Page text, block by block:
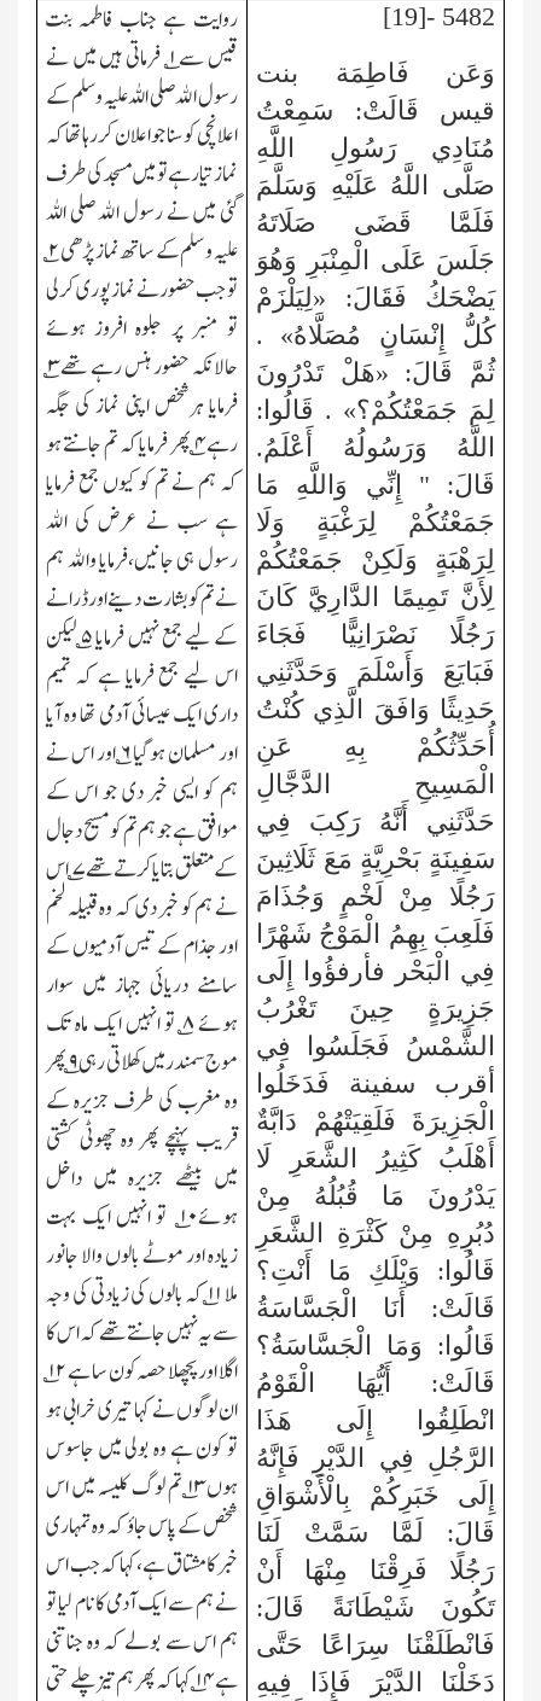
5482 -[19]
وَعَن فَاطِمَة بنت
قيس قَالَتْ: سَمِعْتُ
مُنَادِي رَسُولِ اللَّهِ
صَلَّى اللَّهُ عَلَيْهِ وَسَلَّمَ
فَلَمَّا قَضَى صَلَاتَهُ
جَلَسَ عَلَى الْمِنْبَرِ وَهُوَ
يَضْحَكُ فَقَالَ: «لِيَلْزَمْ
كُلُّ إِنْسَانٍ مُصَلَّاهُ» .
ثُمَّ قَالَ: «هَلْ تَدْرُونَ
لِمَ جَمَعْتُكُمْ؟» . قَالُوا:
اللَّهُ وَرَسُولُهُ أَعْلَمُ.
قَالَ: " إِنِّي وَاللَّهِ مَا
جَمَعْتُكُمْ لِرَغْبَةٍ وَلَا
لِرَهْبَةٍ وَلَكِنْ جَمَعْتُكُمْ
لِأَنَّ تَمِيمًا الدَّارِيَّ كَانَ
رَجُلًا نَصْرَانِيًّا فَجَاءَ
فَبَايَعَ وَأَسْلَمَ وَحَدَّثَنِي
حَدِيثًا وَافَقَ الَّذِي كُنْتُ
أُحَدِّثُكُمْ بِهِ عَنِ
الْمَسِيحِ الدَّجَّالِ
حَدَّثَنِي أَنَّهُ رَكِبَ فِي
سَفِينَةٍ بَحْرِيَّةٍ مَعَ ثَلَاثِينَ
رَجُلًا مِنْ لَخْمٍ وَجُذَامَ
فَلَعِبَ بِهِمُ الْمَوْجُ شَهْرًا
فِي الْبَحْر فأرفؤُوا إِلَى
جَزِيرَةٍ حِينَ تَغْرُبُ
الشَّمْسُ فَجَلَسُوا فِي
أقرب سفينة فَدَخَلُوا
الْجَزِيرَةَ فَلَقِيَتْهُمْ دَابَّةٌ
أَهْلَبُ كَثِيرُ الشَّعَرِ لَا
يَدْرُونَ مَا قُبُلُهُ مِنْ
دُبُرِهِ مِنْ كَثْرَةِ الشَّعَرِ
قَالُوا: وَيْلَكِ مَا أَنْتِ؟
قَالَتْ: أَنَا الْجَسَّاسَةُ
قَالُوا: وَمَا الْجَسَّاسَةُ؟
قَالَتْ: أَيُّهَا الْقَوْمُ
انْطَلِقُوا إِلَى هَذَا
الرَّجُلِ فِي الدَّيْرِ فَإِنَّهُ
إِلَى خَبَرِكُمْ بِالْأَشْوَاقِ
قَالَ: لَمَّا سَمَّتْ لَنَا
رَجُلًا فَرِقْنَا مِنْهَا أَنْ
تَكُونَ شَيْطَانَةً قَالَ:
فَانْطَلَقْنَا سِرَاعًا حَتَّى
دَخَلْنَا الدَّيْرَ فَإِذَا فِيهِ
روایت ہے جناب فاطمہ بنت
قیس سے۱؎ فرماتی ہیں میں نے
رسول الله صلی اللہ علیہ و سلم کے
اعلانچی کو سنا جو اعلان کررہا تھا کہ
نماز تیار ہے تو میں مسجد کی طرف
گئی میں نے رسول الله صلی اللہ
علیہ و سلم کے ساتھ نماز پڑھی۲؎
تو جب حضور نے نماز پوری کرلی
تو منبر پر جلوہ افروز ہوئے
حالانکہ حضور ہنس رہے تھے۳؎
فرمایا ہرشخص اپنی نماز کی جگہ
رہے۴؎ پھر فرمایا کہ تم جانتے ہو
کہ ہم نے تم کو کیوں جمع فرمایا
ہے سب نے عرض کی الله
رسول ہی جانیں،فرمایا والله ہم
نے تم کو بشارت دینے اور ڈرانے
کے لیے جمع نہیں فرمایا۵؎ لیکن
اس لیے جمع فرمایا ہے کہ تمیم
داری ایک عیسائی آدمی تھا وہ آیا
اور مسلمان ہوگیا۶؎ اور اس نے
ہم کو ایسی خبر دی جو اس کے
موافق ہے جو ہم تم کو مسیح دجال
کے متعلق بتایا کرتے تھے۷؎ اس
نے ہم کو خبر دی کہ وہ قبیلہ لخم
اور جذام کے تیس آدمیوں کے
سامنے دریائی جہاز میں سوار
ہوئے۸؎ تو انہیں ایک ماہ تک
موج سمندر میں کھلاتی رہی۹؎ پھر
وہ مغرب کی طرف جزیرہ کے
قریب پہنچے پھر وہ چھوٹی کشتی
میں بیٹھے جزیرہ میں داخل
ہوئے۱۰؎ تو انہیں ایک بہت
زیادہ اور موٹے بالوں والا جانور
ملا۱۱؎ کہ بالوں کی زیادتی کی وجہ
سے یہ نہیں جانتے تھے کہ اس کا
اگلا اورپچھلا حصہ کون سا ہے۱۲؎
ان لوگوں نے کہا تیری خرابی ہو
تو کون ہے وہ بولی میں جاسوس
ہوں۱۳؎ تم لوگ کلیسہ میں اس
شخص کے پاس جاؤ کہ وہ تمہاری
خبر کا مشتاق ہے،کہا کہ جب اس
نے ہم سے ایک آدمی کا نام لیا تو
ہم اس سے بولے کہ وہ جناتنی
ہے۱۴؎ کہا کہ پھر ہم تیز چلے حتی